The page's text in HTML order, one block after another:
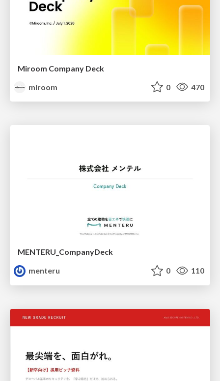
Miroom Company Deck
miroom
0 470
MENTERU_CompanyDeck
menteru
0 110